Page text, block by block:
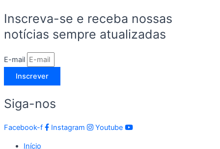
Inscreva-se e receba nossas
notícias sempre atualizadas
E-mail
Inscrever
Siga-nos
Facebook-f Instagram Youtube
Início